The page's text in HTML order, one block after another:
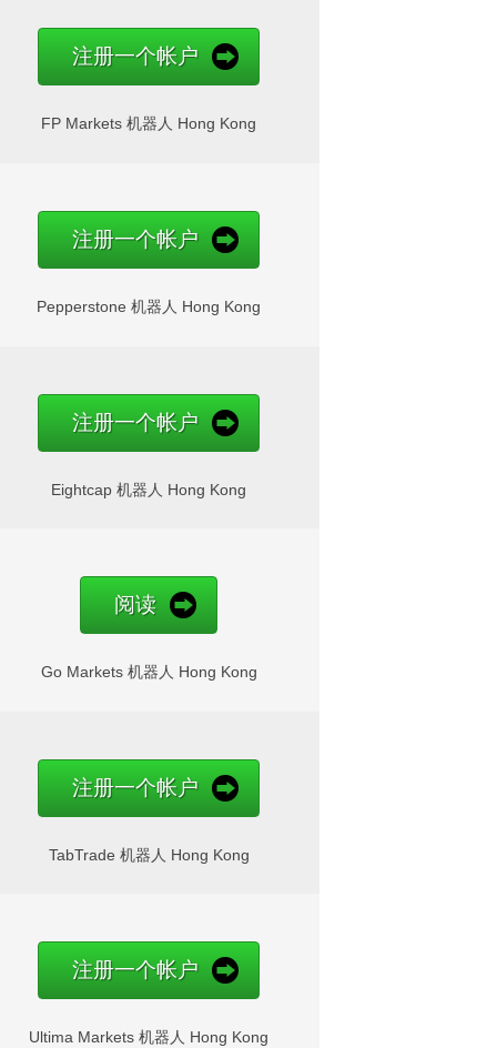
注册一个帐户
FP Markets 机器人 Hong Kong
注册一个帐户
Pepperstone 机器人 Hong Kong
注册一个帐户
Eightcap 机器人 Hong Kong
阅读
Go Markets 机器人 Hong Kong
注册一个帐户
TabTrade 机器人 Hong Kong
注册一个帐户
Ultima Markets 机器人 Hong Kong